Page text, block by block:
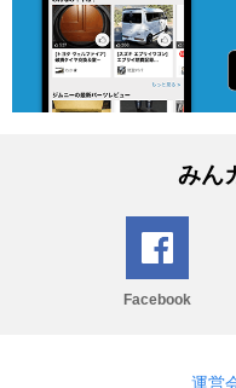
みん
Facebook
運営